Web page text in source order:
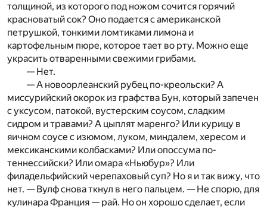
толщиной, из которого под ножом сочится горячий
красноватый сок? Оно подается c американской
петрушкой, тонкими ломтиками лимона и
картофельным пюре, которое тает во рту. Можно еще
украсить отваренными свежими грибами.
— Нет.
— А новоорлеанский рубец по-креольски? А
миссурийский окорок из графства Бун, который запечен
c уксусом, патокой, вустерским соусом, сладким
сидром и травами? А цыплят маренго? Или курицу в
яичном соусе c изюмом, луком, миндалем, хересом и
мексиканскими колбасками? Или опоссума по-
теннессийски? Или омара «Ньюбур»? Или
филадельфийский черепаховый суп? Но я и так вижу, что
нет. — Вулф снова ткнул в него пальцем. — Не спорю, для
кулинара Франция — рай. Но он хорошо сделает, если